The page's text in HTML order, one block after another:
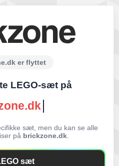
er flyttet
LEGO-sæt på
sæt, men du kan se alle
på brickzone.dk
sæt